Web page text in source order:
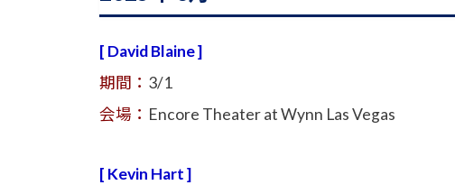
[ David Blaine ]
期間： 3/1
会場： Encore Theater at Wynn Las Vegas
[ Kevin Hart ]